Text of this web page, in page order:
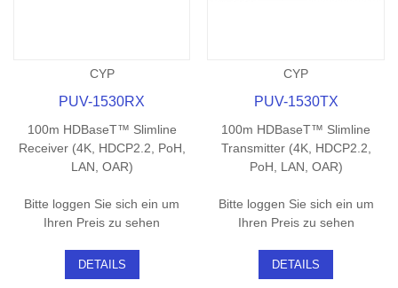
CYP
PUV-1530RX
100m HDBaseT™ Slimline
Receiver (4K, HDCP2.2, PoH,
LAN, OAR)
Bitte loggen Sie sich ein um
Ihren Preis zu sehen
DETAILS
CYP
PUV-1530TX
100m HDBaseT™ Slimline
Transmitter (4K, HDCP2.2,
PoH, LAN, OAR)
Bitte loggen Sie sich ein um
Ihren Preis zu sehen
DETAILS